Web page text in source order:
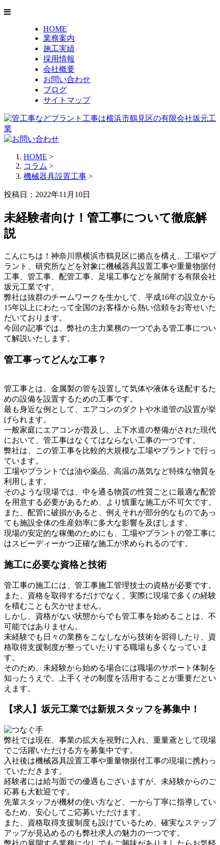
HOME
業務案内
施工実績
採用情報
会社概要
お問い合わせ
ブログ
サイトマップ
HOME >
コラム >
機械器具設置工事 >
投稿日：2022年11月10日
未経験者向け！管工事について徹底解
説
こんにちは！神奈川県横浜市鶴見区に拠点を構え、工場やプ
ラント、研究所などを対象に機械器具設置工事や重量物据付
工事、管工事、配管工事、足場工事などを展開する有限会社
坂元工業です。
弊社は抜群のチームワークを生かして、平成16年の設立から
15年以上にわたって全国のお客様から熱い信頼をお寄せいた
だいております。
今回の記事では、弊社の主力業務の一つである管工事につい
て解説いたします。
管工事ってどんな工事？
管工事とは、金属製の管を設置して気体や液体を送配するた
めの設備を設置するための工事です。
最も身近な例として、エアコンのダクトや水道管の設置が挙
げられます。
一般家庭にエアコンが普及し、上下水道の整備がされた現代
において、管工事はなくてはならない工事の一つです。
弊社は、この管工事を比較的大規模な工場やプラントで行っ
ています。
工場やプラントでは油や薬品、高温の蒸気など特殊な物質を
利用します。
そのような現場では、中を通る物質の性質ごとに最適な配管
を用意する必要があるため、より慎重な施工が不可欠です。
また、配管に破損があると、例えそれが部分的なものであっ
ても施設全体の生産効率に多大な影響を及ぼします。
現場の安定的な稼働のためにも、工場やプラントの管工事に
はスピーディーかつ正確な施工が求められるのです。
施工に必要な資格と技術
管工事の施工には、管工事施工管理技士の資格が必要です。
また、資格を取得するだけでなく、実際に現場で多くの経験
を積むことも欠かせません。
しかし、資格がない状態からでも管工事を始めることは、不
可能ではありません。
未経験でも日々の業務をこなしながら技術を習得したり、資
格取得支援制度が整っていたりする職場も多くなっていま
す。
そのため、未経験から始める場合には職場のサポート体制を
知ったうえで、上手くその制度を活用することが重要だとい
えます。
【求人】坂元工業では新規スタッフを募集中！
弊社では現在、事業の拡大を視野に入れ、重量鳶として現場
でご活躍いただける方を募集中です。
入社後は機械器具設置工事や重量物据付工事の現場に携わっ
ていただきます。
経験者には給与面での優遇もございますが、未経験からのご
応募も大歓迎です。
先輩スタッフが機材の使い方など、一から丁寧に指導してい
るため、安心してご応募いただけます。
また、資格取得支援制度も設けているため、確実なステップ
アップが見込めるのも弊社求人の魅力の一つです。